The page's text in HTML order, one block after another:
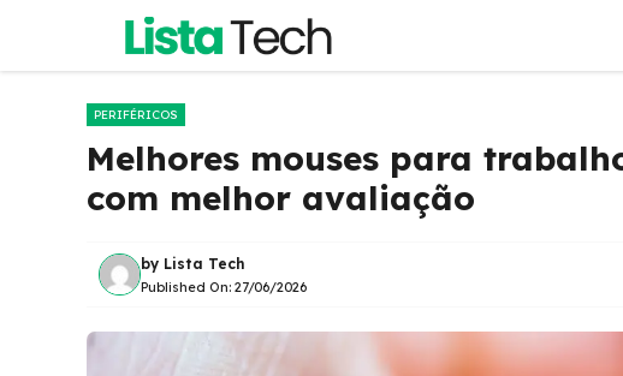
o
PERIFÉRICOS
Melhores mouses para
com melhor avaliação
by Lista Tech
Published On: 27/06/2026